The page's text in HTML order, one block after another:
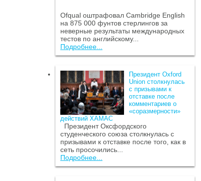
Ofqual оштрафовал Cambridge English
на 875 000 фунтов стерлингов за
неверные результаты международных
тестов по английскому...
Подробнее...
Президент Oxford
Union столкнулась
с призывами к
отставке после
комментариев о
«соразмерности»
действий ХАМАС
Президент Оксфордского
студенческого союза столкнулась с
призывами к отставке после того, как в
сеть просочились...
Подробнее...